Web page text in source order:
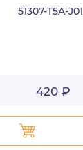
51307-T5A-J01
420 ₽